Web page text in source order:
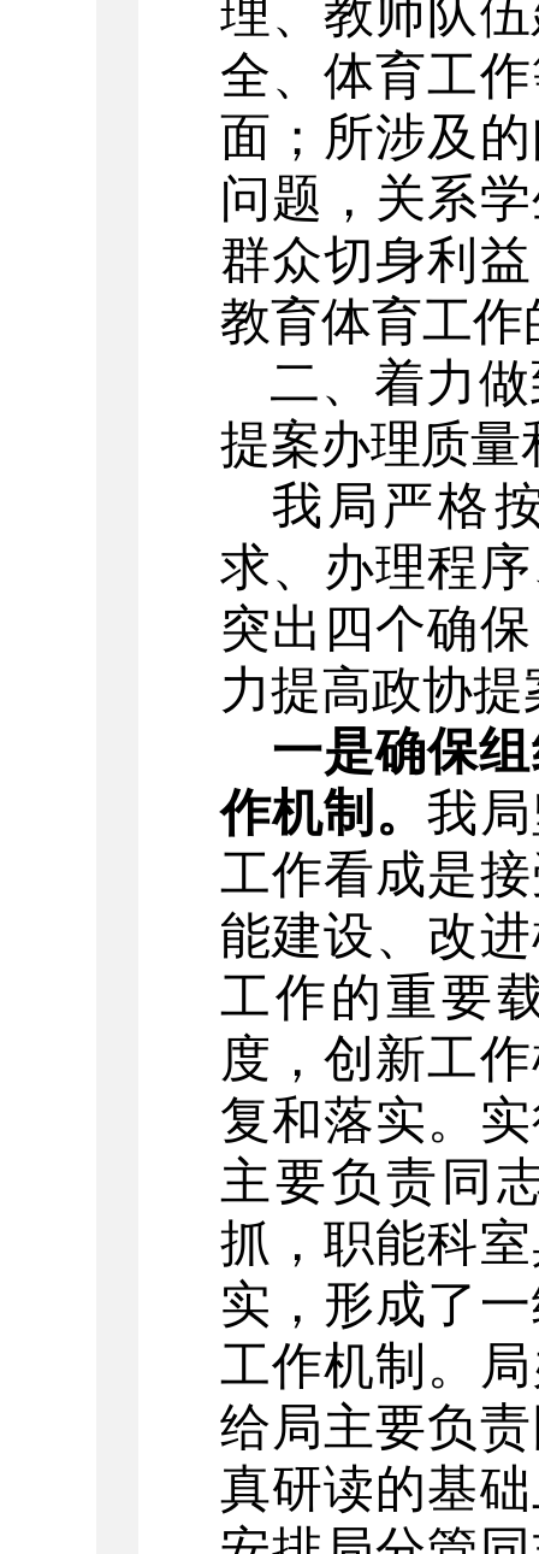
理、教师队
全、体育工
面；所涉及
问题，关系
群众切身利
教育体育工
二、 着力
提案办理质量
我局严格
求、办理程
突出四个确
力提高政协
一是确保
作机制。我
工作看成是
能建设、改
工作的重要
度，创新工
复和落实。
主要负责同
抓，职能科
实，形成了
工作机制。
给局主要负
真研读的基